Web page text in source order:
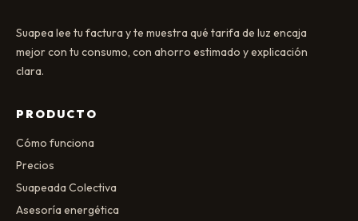
Suapea lee tu factura y te muestra qué tarifa de luz encaja
mejor con tu consumo, con ahorro estimado y explicación
clara.
PRODUCTO
Cómo funciona
Precios
Suapeada Colectiva
Asesoría energética